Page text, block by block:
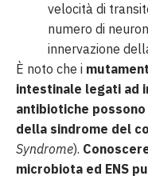
velocità di
numero di
innervazione
È noto che i
intestinale legati ad
antibiotiche
della sindrome del
Syndrome).
microbiota ed ENS